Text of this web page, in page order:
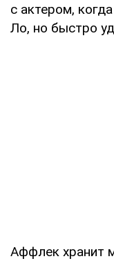
с актером,
Ло, но быстро
Аффлек хранит